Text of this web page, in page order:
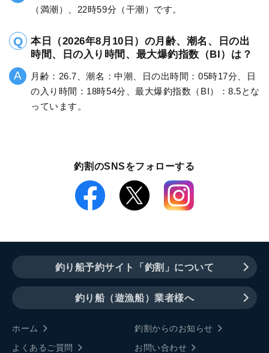
（満潮）、22時59分（干潮）です。
本日（2026年8月10日）の月齢、潮名、日の出
時間、日の入り時間、最大爆釣指数（BI）は？
月齢：26.7、潮名：中潮、日の出時間：05時17分、日
の入り時間：18時54分、最大爆釣指数（BI）：8.5とな
っています。
釣割のSNSをフォローする
釣り船予約サイト「釣割」について
釣り船（遊漁船）業者様へ
ホーム
釣割からのお知らせ
よくあるご質問
お問い合わせ